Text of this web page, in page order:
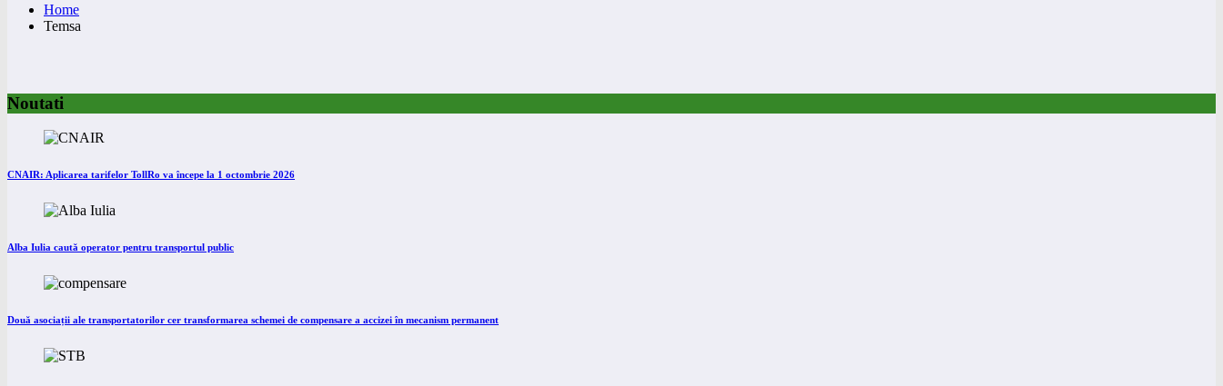
Home
Temsa
Noutati
CNAIR: Aplicarea tarifelor TollRo va începe la 1 octombrie 2026
Alba Iulia caută operator pentru transportul public
Două asociații ale transportatorilor cer transformarea schemei de compensare a accizei în mecanism permanent